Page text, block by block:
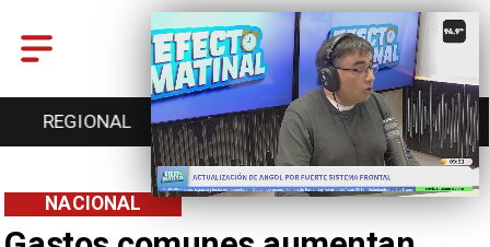
ENTRETENCIÓN DEPORTES CULTURA
NACIONAL